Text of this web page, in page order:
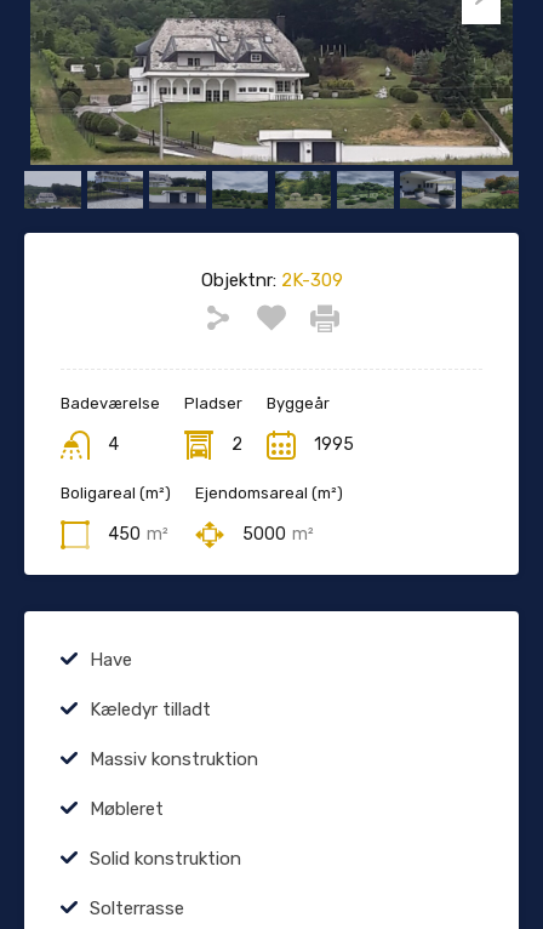
Objektnr:2K-309
Badeværelse
4
Pladser
2
Byggeår
1995
Boligareal (m²)
450 m²
Ejendomsareal (m²)
5000 m²
Have
Kæledyr tilladt
Massiv konstruktion
Møbleret
Solid konstruktion
Solterrasse